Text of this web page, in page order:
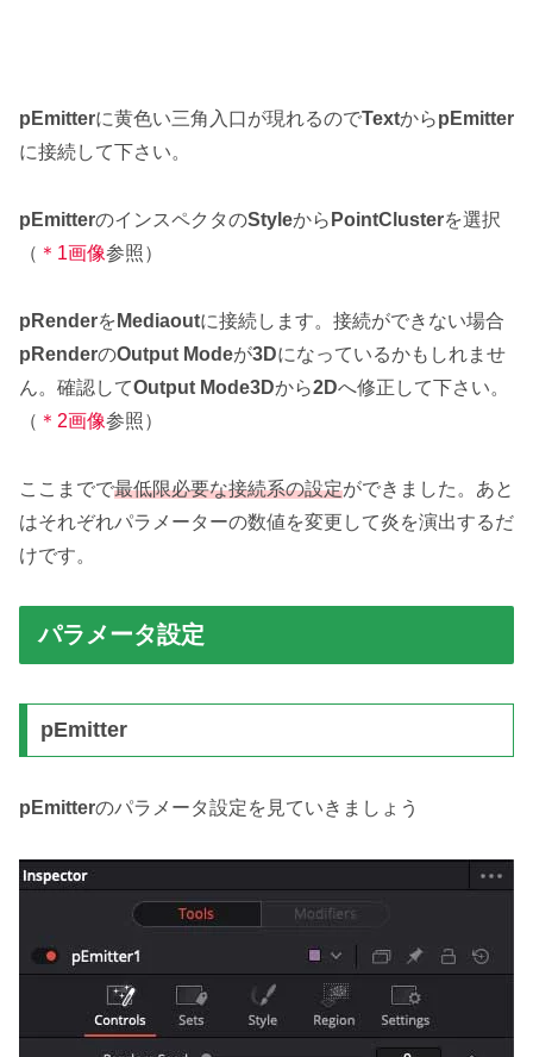
pEmitterに黄色い三角入口が現れるのでTextからpEmitter
に接続して下さい。
pEmitterのインスペクタのStyleから PointClusterを選択
（ ＊1画像参照）
pRenderを Mediaoutに接続します。接続ができない場合
pRenderのOutput Modeが3Dになっているかもしれませ
ん。確認してOutput Mode3Dから2Dへ修正して下さい。
（ ＊2画像参照）
ここまでで最低限必要な接続系の設定ができました。あと
はそれぞれパラメーターの数値を変更して炎を演出するだ
けです。
パラメータ設定
pEmitter
pEmitterのパラメータ設定を見ていきましょう